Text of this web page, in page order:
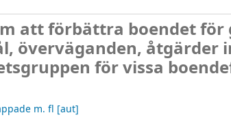
att förbättra boendet för
överväganden, åtgärder
för vissa
m. fl [aut]